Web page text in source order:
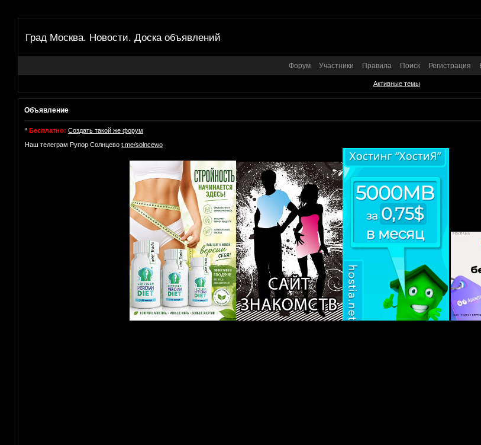
Град Москва. Новости. Доска объявлений
Форум Участники Правила Поиск Регистрация
Активные темы
Объявление
* Бесплатно: Создать такой же форум
Наш телеграм Рупор Солнцево t.me/solncewo